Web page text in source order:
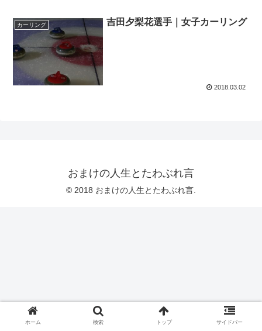
カーリング 吉田夕梨花選手｜女子カーリング
2018.03.02
おまけの人生とたわぶれ言
© 2018 おまけの人生とたわぶれ言.
ホーム 検索 トップ サイドバー